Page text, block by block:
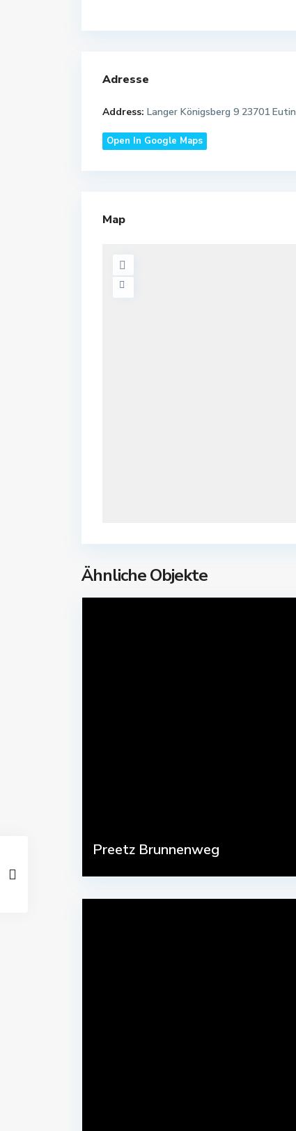
Adresse
Address: Langer Königsberg 9 23701 Eutin
Open In Google Maps
Map
Ähnliche Objekte
Preetz Brunnenweg